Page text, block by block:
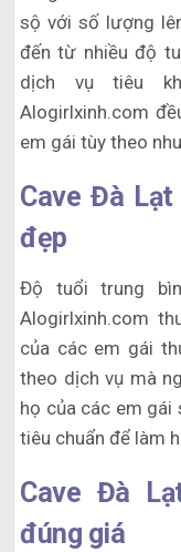
sộ với số lượng
đến từ nhiều độ
dịch vụ tiêu
Alogirlxinh.com
em gái tùy theo
Cave Đà
đẹp
Độ tuổi trung
Alogirlxinh.com
của các em gái
theo dịch vụ mà
họ của các em
tiêu chuẩn để làm
Cave Đà
đúng giá